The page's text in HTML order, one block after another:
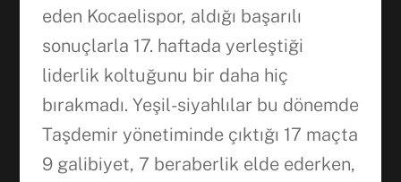
eden Kocaelispor, aldığı başarılı
sonuçlarla 17. haftada yerleştiği
liderlik koltuğunu bir daha hiç
bırakmadı. Yeşil-siyahlılar bu dönemde
Taşdemir yönetiminde çıktığı 17 maçta
9 galibiyet, 7 beraberlik elde ederken,Facebook